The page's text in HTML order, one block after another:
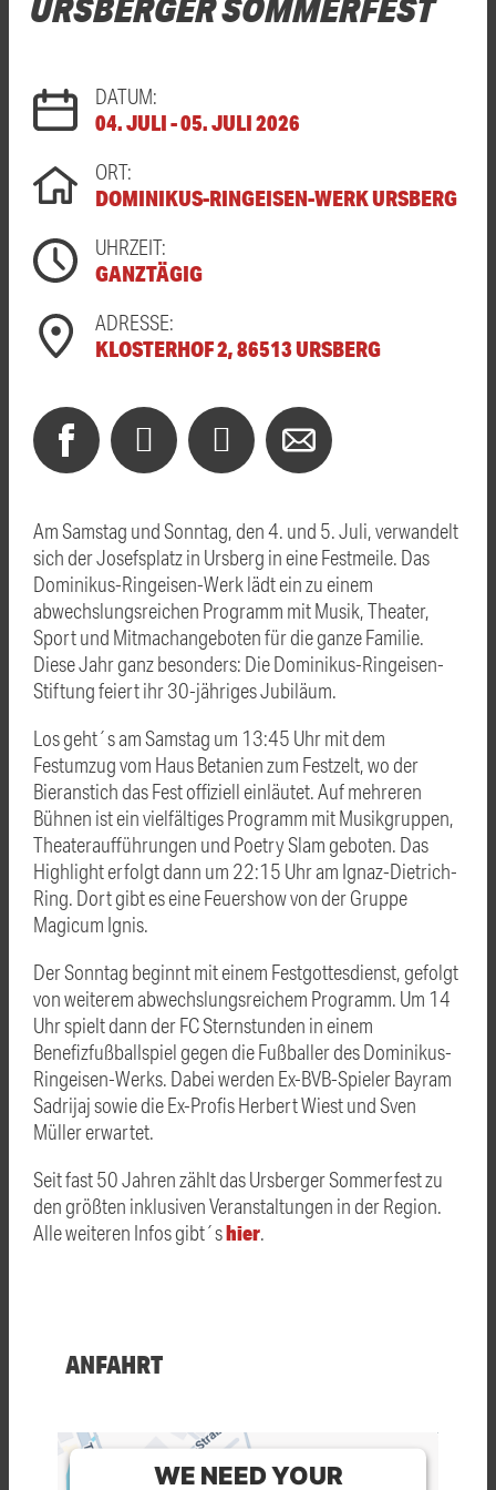
DATUM:
04. JULI - 05. JULI 2026
ORT:
DOMINIKUS-RINGEISEN-WERK URSBERG
UHRZEIT:
GANZTÄGIG
ADRESSE:
KLOSTERHOF 2, 86513 URSBERG
Am Samstag und Sonntag, den 4. und 5. Juli, verwandelt
sich der Josefsplatz in Ursberg in eine Festmeile. Das
Dominikus-Ringeisen-Werk lädt ein zu einem
abwechslungsreichen Programm mit Musik, Theater,
Sport und Mitmachangeboten für die ganze Familie.
Diese Jahr ganz besonders: Die Dominikus-Ringeisen-
Stiftung feiert ihr 30-jähriges Jubiläum.
Los geht´s am Samstag um 13:45 Uhr mit dem
Festumzug vom Haus Betanien zum Festzelt, wo der
Bieranstich das Fest offiziell einläutet. Auf mehreren
Bühnen ist ein vielfältiges Programm mit Musikgruppen,
Theateraufführungen und Poetry Slam geboten. Das
Highlight erfolgt dann um 22:15 Uhr am Ignaz-Dietrich-
Ring. Dort gibt es eine Feuershow von der Gruppe
Magicum Ignis.
Der Sonntag beginnt mit einem Festgottesdienst, gefolgt
von weiterem abwechslungsreichem Programm. Um 14
Uhr spielt dann der FC Sternstunden in einem
Benefizfußballspiel gegen die Fußballer des Dominikus-
Ringeisen-Werks. Dabei werden Ex-BVB-Spieler Bayram
Sadrijaj sowie die Ex-Profis Herbert Wiest und Sven
Müller erwartet.
Seit fast 50 Jahren zählt das Ursberger Sommerfest zu
den größten inklusiven Veranstaltungen in der Region.
Alle weiteren Infos gibt´shier.
ANFAHRT
WE NEED YOUR